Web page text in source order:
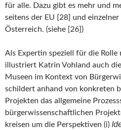
für alle. Dazu gibt es mehr und
seitens der EU [28] und
Österreich. (siehe [26])
Als Expertin speziell für die
illustriert Katrin Vohland auch
Museen im Kontext von
schildert anhand von konkreten
Projekten das allgemeine
bürgerwissenschaftlichen
kreisen um die Perspektiven (i)